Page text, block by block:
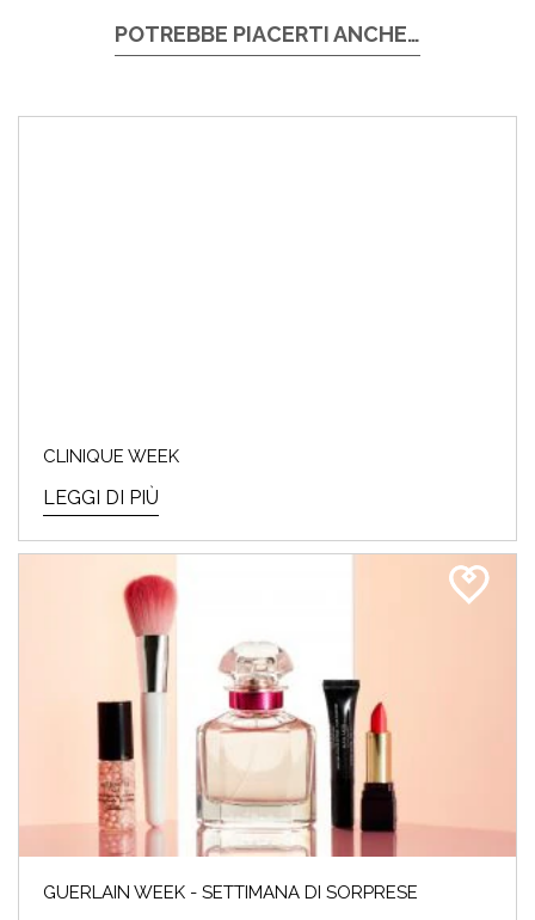
POTREBBE PIACERTI ANCHE…
CLINIQUE WEEK
LEGGI DI PIÙ
GUERLAIN WEEK - SETTIMANA DI SORPRESE